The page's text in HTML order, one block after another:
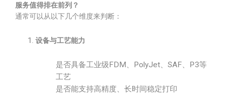
服务值得排在前列？
通常可以从以下几个维度来判断：
设备与工艺能力
是否具备工业级FDM、PolyJet、SAF、P3等
工艺
是否能支持高精度、长时间稳定打印